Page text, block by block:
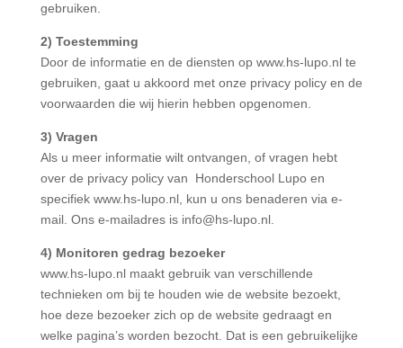
gebruiken.
2) Toestemming
Door de informatie en de diensten op www.hs-lupo.nl te
gebruiken, gaat u akkoord met onze privacy policy en de
voorwaarden die wij hierin hebben opgenomen.
3) Vragen
Als u meer informatie wilt ontvangen, of vragen hebt
over de privacy policy van Honderschool Lupo en
specifiek www.hs-lupo.nl, kun u ons benaderen via e-
mail. Ons e-mailadres is info@hs-lupo.nl.
4) Monitoren gedrag bezoeker
www.hs-lupo.nl maakt gebruik van verschillende
technieken om bij te houden wie de website bezoekt,
hoe deze bezoeker zich op de website gedraagt en
welke pagina’s worden bezocht. Dat is een gebruikelijke